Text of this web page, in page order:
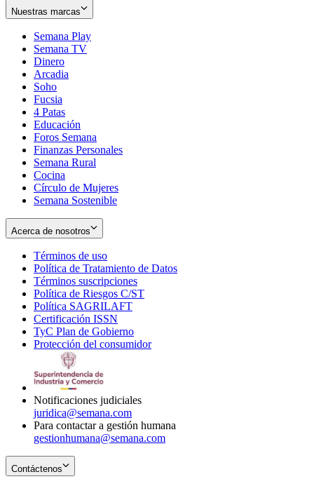
Nuestras marcas
Semana Play
Semana TV
Dinero
Arcadia
Soho
in
new
window
Fucsia
in
new
window
4 Patas
Educación
Foros Semana
Finanzas Personales
Semana Rural
Cocina
Círculo de Mujeres
Semana Sostenible
Acerca de nosotros
Términos de uso
in
new
window
Política de Tratamiento de Datos
Términos suscripciones
in
Política de Riesgos C/ST
Política SAGRILAFT
new
window
Certificación ISSN
in
new
TyC Plan de Gobierno
in
Protección del consumidorOpens
Notificaciones judiciales
juridica@semana.com
Para contactar a gestión humana
gestionhumana@semana.com
Contáctenos